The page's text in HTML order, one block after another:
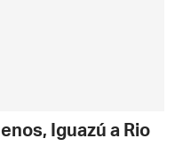
Iguazú a Rio